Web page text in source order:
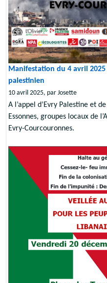
Manifestation du 4 avril
palestinien
10 avril 2025, par Josette
A l’appel d’Evry Palestine et
Essonnes, groupes locaux de
Evry-Courcouronnes.